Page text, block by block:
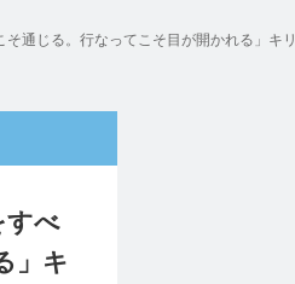
じる。行なってこそ目が開かれる」キ
すべ
」キ